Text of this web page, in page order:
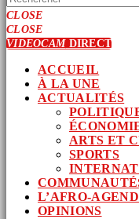
CLOSE
CLOSE
VIDEOCAMDIRECT
ACCUEIL
À LA UNE
ACTUALITÉS
ARTS ET
SPORTS
L’AFRO-
OPINIONS